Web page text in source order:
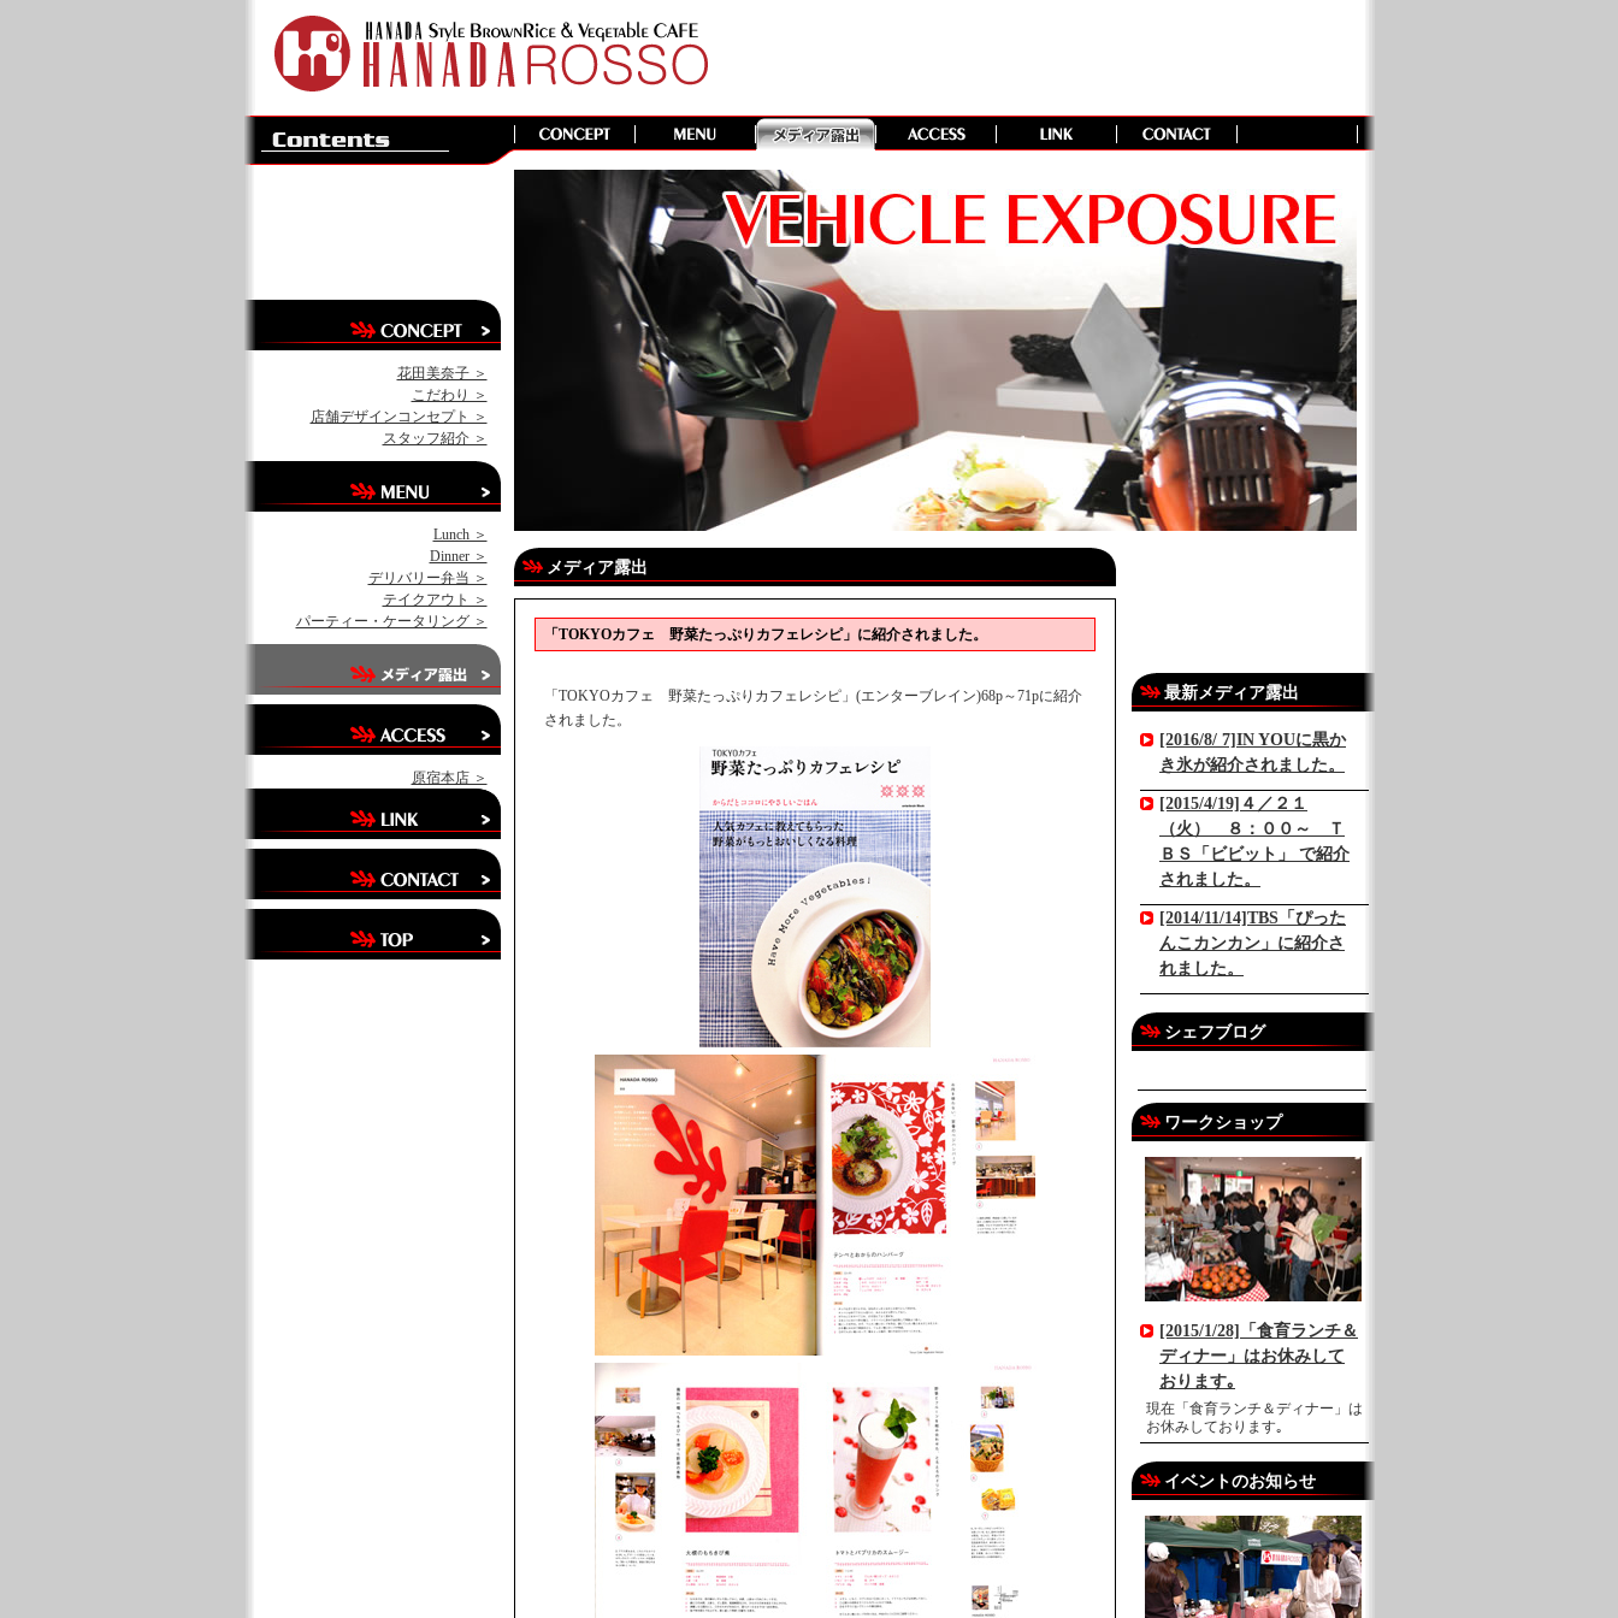
花田美奈子 ＞
こだわり ＞
店舗デザインコンセプト ＞
スタッフ紹介 ＞
Lunch ＞
Dinner ＞
デリバリー弁当 ＞
テイクアウト ＞
パーティー・ケータリング ＞
原宿本店 ＞
メディア露出
「TOKYOカフェ 野菜たっぷりカフェレシピ」に紹介されました。
「TOKYOカフェ 野菜たっぷりカフェレシピ」(エンターブレイン)68p～71pに紹介
されました。
最新メディア露出
[2016/8/ 7]IN YOUに黒か
き氷が紹介されました。
[2015/4/19]４／２１
（火） ８：００～ Ｔ
ＢＳ「ビビット」 で紹介
されました。
[2014/11/14]TBS「ぴった
んこカンカン」に紹介さ
れました。
シェフブログ
ワークショップ
[2015/1/28]「食育ランチ＆
ディナー」はお休みして
おります｡
現在「食育ランチ＆ディナー」は
お休みしております｡
イベントのお知らせ